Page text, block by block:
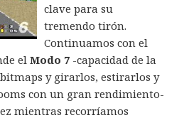
clave para su
tremendo tirón.
Continuamos con el
elModo 7 -capacidad de la
y girarlos, estirarlos y
con un gran rendimiento-
mientras recorríamos